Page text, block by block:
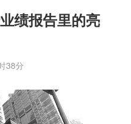
绩报告里的亮
38分